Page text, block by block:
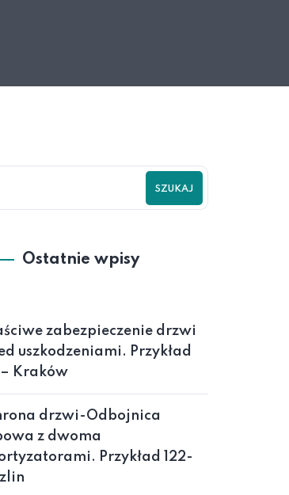
SZUKAJ
Ostatnie wpisy
zabezpieczenie drzwi
uszkodzeniami. Przykład
– Kraków
drzwi-Odbojnica
z dwoma
Przykład 122-